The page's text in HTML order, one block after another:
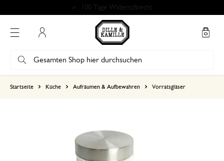
100 Tage Widerrufsrecht
Startseite Küche Aufräumen & Aufbewahren Vorratsgläser